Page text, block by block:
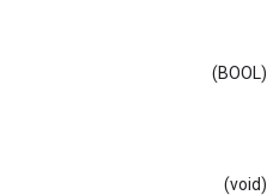
(BOOL)
(void)